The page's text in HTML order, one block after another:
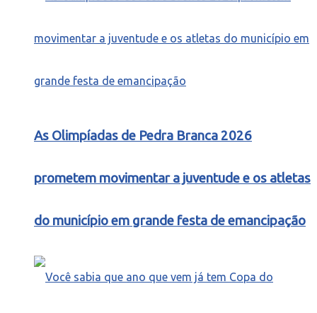
As Olimpíadas de Pedra Branca 2026
prometem movimentar a juventude e os atletas
do município em grande festa de emancipação